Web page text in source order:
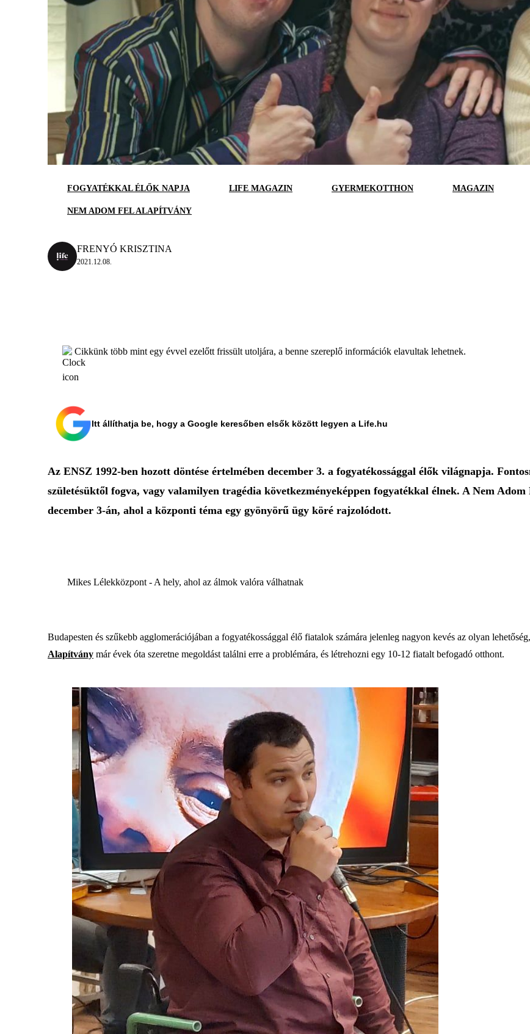
FOGYATÉKKAL ÉLŐK NAPJA LIFE MAGAZIN GYERMEKOTTHON MAGAZIN
NEM ADOM FEL ALAPÍTVÁNY
FRENYÓ KRISZTINA
2021.12.08.
Cikkünk több mint egy évvel ezelőtt frissült utoljára, a benne szereplő információk elavultak lehetnek.
Itt állíthatja be, hogy a Google keresőben elsők között legyen a Life.hu
Az ENSZ 1992-ben hozott döntése értelmében december 3. a fogyatékossággal élők világnapja.
születésüktől fogva, vagy valamilyen tragédia következményeképpen fogyatékkal élnek. A Nem
december 3-án, ahol a központi téma egy gyönyörű ügy köré rajzolódott.
Mikes Lélekközpont - A hely, ahol az álmok valóra válhatnak
Budapesten és szűkebb agglomerációjában a fogyatékossággal élő fiatalok számára jelenleg nagyon kevés az olyan lehetőség,
Alapítvány már évek óta szeretne megoldást találni erre a problémára, és létrehozni egy 10-12 fiatalt befogadó otthont.